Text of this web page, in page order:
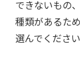
できないもの
種類があるた
選んでください